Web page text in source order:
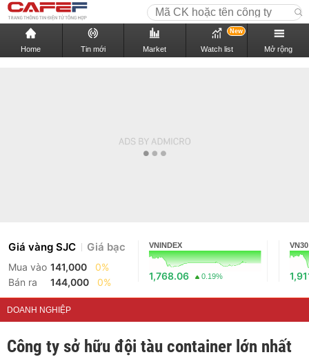
Home Tin mới Market Watch list
New
Mở rộng
Giá vàng SJC Giá bạc
Mua vào 141,000
0%
Bán ra
144,000 0%
VNINDEX
1,768.06 0.19%
VN30
DOANH NGHIỆP
Công ty sở hữu đội tàu container lớn nhất